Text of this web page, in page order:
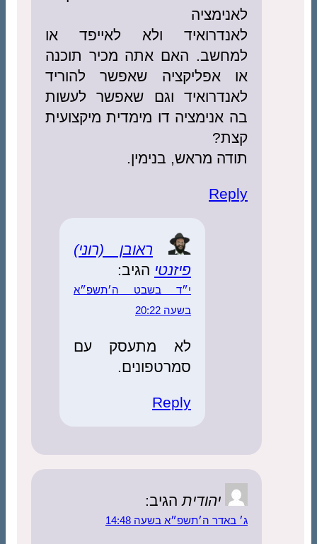
לאנימציה
לאנדרואיד ולא לאייפד או
למחשב. האם אתה מכיר תוכנה
או אפליקציה שאפשר להוריד
לאנדרואיד וגם שאפשר לעשות
בה אנימציה דו מימדית מיקצועית
קצת?
תודה מראש, בנימין.
Reply
ראובן (רוני)
פיזנטי הגיב:
י״ד בשבט ה׳תשפ״א
בשעה 20:22
לא מתעסק עם
סמרטפונים.
Reply
יהודית הגיב:
ג׳ באדר ה׳תשפ״א בשעה 14:48